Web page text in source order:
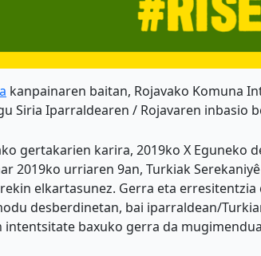
kanpainaren baitan, Rojavako Komuna
Siria Iparraldearen / Rojavaren inbasio
gertakarien karira, 2019ko X
2019ko urriaren 9an, Turkiak
elkartasunez. Gerra eta
desberdinetan, bai iparraldean/
intentsitate baxuko gerra da